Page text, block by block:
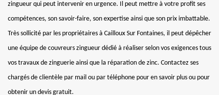
zingueur qui peut intervenir en urgence. Il peut mettre à votre profit ses
compétences, son savoir-faire, son expertise ainsi que son prix imbattable.
Très sollicité par les propriétaires à Cailloux Sur Fontaines, il peut dépêcher
une équipe de couvreurs zingueur dédié à réaliser selon vos exigences tous
vos travaux de zinguerie ainsi que la réparation de zinc. Contactez ses
chargés de clientèle par mail ou par téléphone pour en savoir plus ou pour
obtenir un devis gratuit.